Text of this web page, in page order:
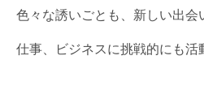
色々な誘いごとも、新しい出会
仕事、ビジネスに挑戦的にも活